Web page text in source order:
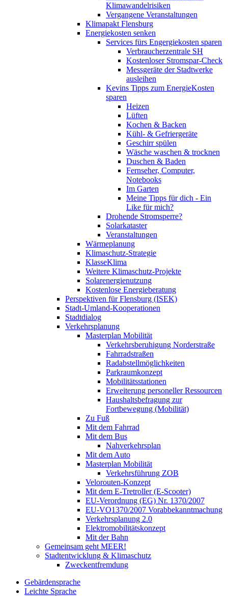
Klimawandelrisiken
Vergangene Veranstaltungen
Klimapakt Flensburg
Energiekosten senken
Services fürs Engergiekosten sparen
Verbraucherzentrale SH
Kostenloser Stromspar-Check
Messgeräte der Stadtwerke
ausleihen
Kevins Tipps zum EnergieKosten
sparen
Heizen
Lüften
Kochen & Backen
Kühl- & Gefriergeräte
Geschirr spülen
Wäsche waschen & trocknen
Duschen & Baden
Fernseher, Computer,
Notebooks
Im Garten
Meine Tipps für dich - Ein
Like für mich?
Drohende Stromsperre?
Solarkataster
Veranstaltungen
Wärmeplanung
Klimaschutz-Strategie
KlasseKlima
Weitere Klimaschutz-Projekte
Solarenergienutzung
Kostenlose Energieberatung
Perspektiven für Flensburg (ISEK)
Stadt-Umland-Kooperationen
Stadtdialog
Verkehrsplanung
Masterplan Mobilität
Verkehrsberuhigung Norderstraße
Fahrradstraßen
Radabstellmöglichkeiten
Parkraumkonzept
Mobilitätsstationen
Erweiterung personeller Ressourcen
Haushaltsbefragung zur
Fortbewegung (Mobilität)
Zu Fuß
Mit dem Fahrrad
Mit dem Bus
Nahverkehrsplan
Mit dem Auto
Masterplan Mobilität
Verkehrsführung ZOB
Velorouten-Konzept
Mit dem E-Tretroller (E-Scooter)
EU-Verordnung (EG) Nr. 1370/2007
EU-VO1370/2007 Vorabbekanntmachung
Verkehrsplanung 2.0
Elektromobilitätskonzept
Mit der Bahn
Gemeinsam geht MEER!
Stadtentwicklung & Klimaschutz
Zweckentfremdung
Gebärdensprache
Leichte Sprache